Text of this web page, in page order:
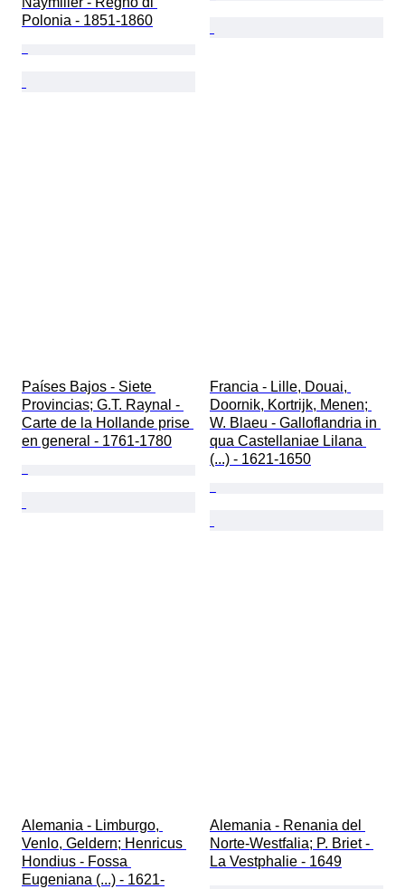
Polonia - 1851-1860
Países Bajos - Siete
Provincias; G.T. Raynal -
Carte de la Hollande prise
en general - 1761-1780
Francia - Lille, Douai,
Doornik, Kortrijk, Menen;
W. Blaeu - Galloflandria in
qua Castellaniae Lilana
(...) - 1621-1650
Alemania - Limburgo,
Venlo, Geldern; Henricus
Hondius - Fossa
Eugeniana (...) - 1621-
Alemania - Renania del
Norte-Westfalia; P. Briet -
La Vestphalie - 1649